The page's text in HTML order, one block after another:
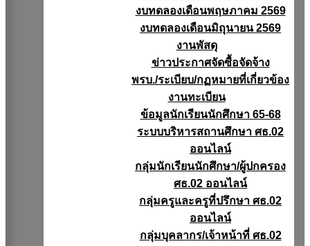
งบทดลองเดือนพฤษภาคม 2569
งบทดลองเดือนมิถุนายน 2569
งานพัสดุ
ข่าวประกาศจัดซื้อจัดจ้าง
พรบ./ระเบียบ/กฏหมายที่เกี่ยวข้อง
งานทะเบียน
ข้อมูลนักเรียนนักศึกษา 65-68
ระบบบริหารสถานศึกษา ศธ.02
ออนไลน์
กลุ่มนักเรียนนักศึกษา/ผู้ปกครอง
ศธ.02 ออนไลน์
กลุ่มครูและครูที่ปรึกษา ศธ.02
ออนไลน์
กลุ่มบุคลากร/เจ้าหน้าที่ ศธ.02